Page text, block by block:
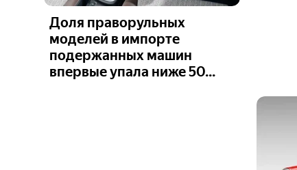
Доля праворульных
моделей в импорте
подержанных машин
впервые упала ниже 50...